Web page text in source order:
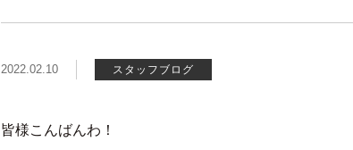
2022.02.10 スタッフブログ
皆様こんばんわ！